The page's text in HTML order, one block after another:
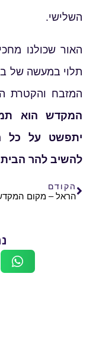
השלישי.
האור שכולנו
תלוי במעשה של
המזבח והקטרת
המקדש הוא
יתפשט על כל
להשיב להר
הקודם